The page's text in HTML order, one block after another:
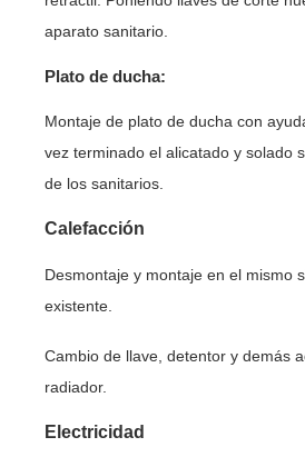
aparato sanitario.
Plato de ducha:
Montaje de plato de ducha con
vez terminado el alicatado y solado
de los sanitarios.
Calefacción
Desmontaje y montaje en el mismo
existente.
Cambio de llave, detentor y demás
radiador.
Electricidad